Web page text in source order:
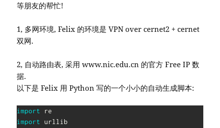
等朋友的帮忙!
1, 多网环境, Felix 的环境是 VPN over cernet2 + cernet
双网.
2, 自动路由表, 采用 www.nic.edu.cn 的官方 Free IP 数
据.
以下是 Felix 用 Python 写的一个小小的自动生成脚本:
import
import urllib